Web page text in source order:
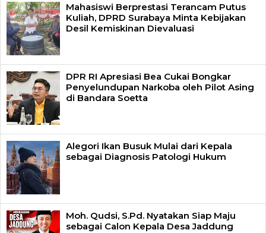
Mahasiswi Berprestasi Terancam Putus
Kuliah, DPRD Surabaya Minta Kebijakan
Desil Kemiskinan Dievaluasi
DPR RI Apresiasi Bea Cukai Bongkar
Penyelundupan Narkoba oleh Pilot Asing
di Bandara Soetta
Alegori Ikan Busuk Mulai dari Kepala
sebagai Diagnosis Patologi Hukum
Moh. Qudsi, S.Pd. Nyatakan Siap Maju
sebagai Calon Kepala Desa Jaddung